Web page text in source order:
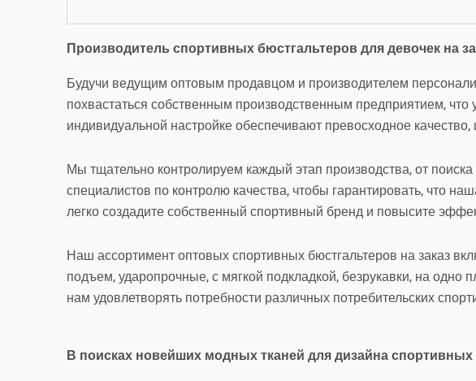
Производитель спортивных бюстгальтеров для девочек на
Будучи ведущим оптовым продавцом и производителем
похвастаться собственным производственным предприятием,
индивидуальной настройке обеспечивают превосходное
Мы тщательно контролируем каждый этап производства, от
специалистов по контролю качества, чтобы гарантировать, что
легко создадите собственный спортивный бренд и повысите
Наш ассортимент оптовых спортивных бюстгальтеров на заказ
подъем, ударопрочные, с мягкой подкладкой, безрукавки, на одно
нам удовлетворять потребности различных потребительских
В поисках новейших модных тканей для дизайна спортивных